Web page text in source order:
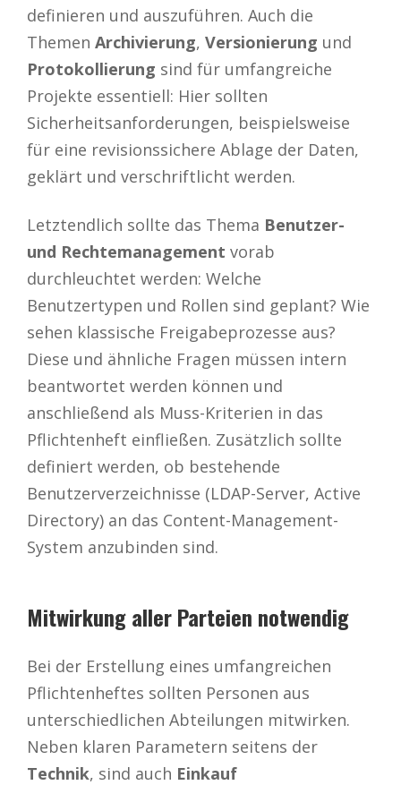
definieren und auszuführen. Auch die
Themen Archivierung, Versionierung und
Protokollierung sind für umfangreiche
Projekte essentiell: Hier sollten
Sicherheitsanforderungen, beispielsweise
für eine revisionssichere Ablage der Daten,
geklärt und verschriftlicht werden.
Letztendlich sollte das Thema Benutzer-
und Rechtemanagement vorab
durchleuchtet werden: Welche
Benutzertypen und Rollen sind geplant? Wie
sehen klassische Freigabeprozesse aus?
Diese und ähnliche Fragen müssen intern
beantwortet werden können und
anschließend als Muss-Kriterien in das
Pflichtenheft einfließen. Zusätzlich sollte
definiert werden, ob bestehende
Benutzerverzeichnisse (LDAP-Server, Active
Directory) an das Content-Management-
System anzubinden sind.
Mitwirkung aller Parteien notwendig
Bei der Erstellung eines umfangreichen
Pflichtenheftes sollten Personen aus
unterschiedlichen Abteilungen mitwirken.
Neben klaren Parametern seitens der
Technik, sind auch Einkauf